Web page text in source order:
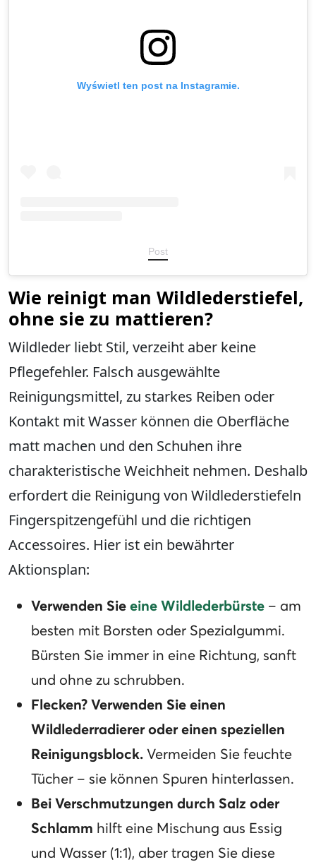
Wyświetl ten post na Instagramie.
Post
Wie reinigt man Wildlederstiefel,
ohne sie zu mattieren?
Wildleder liebt Stil, verzeiht aber keine
Pflegefehler. Falsch ausgewählte
Reinigungsmittel, zu starkes Reiben oder
Kontakt mit Wasser können die Oberfläche
matt machen und den Schuhen ihre
charakteristische Weichheit nehmen. Deshalb
erfordert die Reinigung von Wildlederstiefeln
Fingerspitzengefühl und die richtigen
Accessoires. Hier ist ein bewährter
Aktionsplan:
Verwenden Sie eine Wildlederbürste – am
besten mit Borsten oder Spezialgummi.
Bürsten Sie immer in eine Richtung, sanft
und ohne zu schrubben.
Flecken? Verwenden Sie einen
Wildlederradierer oder einen speziellen
Reinigungsblock. Vermeiden Sie feuchte
Tücher – sie können Spuren hinterlassen.
Bei Verschmutzungen durch Salz oder
Schlamm hilft eine Mischung aus Essig
und Wasser (1:1), aber tragen Sie diese